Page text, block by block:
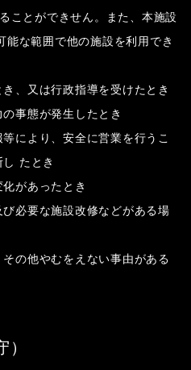
ことができせん。また、本施設
な範囲で他の施設を利用でき
、又は行政指導を受けたとき
事態が発生したとき
により、安全に営業を行うこ
たとき
があったとき
必要な施設改修などがある場
の他やむをえない事由がある